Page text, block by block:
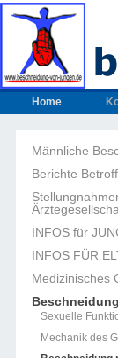
Home
Männliche
Berichte
INFOS für
INFOS FÜR
Medizinisches
Sexuelle
Mechanik des